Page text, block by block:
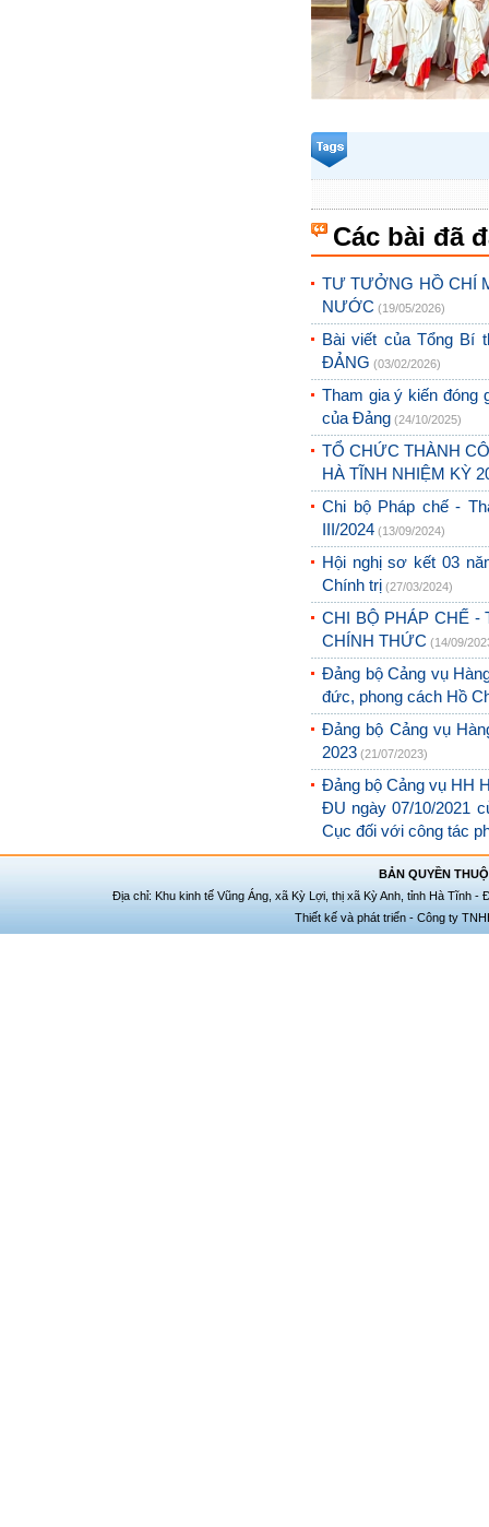
Các bài đã
TƯ TƯỞNG HỒ CHÍ
NƯỚC (19/05/2026)
Bài viết của Tổng Bí
ĐẢNG (03/02/2026)
Tham gia ý kiến đóng
của Đảng (24/10/2025)
TỔ CHỨC THÀNH
HÀ TĨNH NHIỆM KỲ
Chi bộ Pháp chế -
III/2024 (13/09/2024)
Hội nghị sơ kết 03
Chính trị (27/03/2024)
CHI BỘ PHÁP CHẾ -
CHÍNH THỨC (14/09/
Đảng bộ Cảng vụ
đức, phong cách Hồ
Đảng bộ Cảng vụ
2023 (21/07/2023)
Đảng bộ Cảng vụ HH
ĐU ngày 07/10/2021
Cục đối với công tác
BẢN QUYỀN
Địa chỉ: Khu kinh tế Vũng Áng, xã Kỳ Lợi, thị xã Kỳ Anh, tỉnh Hà Tĩnh
Thiết kế và phát triển - Công ty